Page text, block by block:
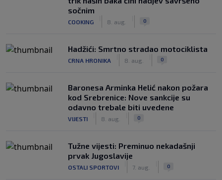
sočnim
COOKING 8. aug. 0
Hadžići: Smrtno stradao motociklista
CRNA HRONIKA 8. aug. 0
Baronesa Arminka Helić nakon požara
kod Srebrenice: Nove sankcije su
odavno trebale biti uvedene
VIJESTI 8. aug. 0
Tužne vijesti: Preminuo nekadašnji
prvak Jugoslavije
OSTALI SPORTOVI 7. aug. 0